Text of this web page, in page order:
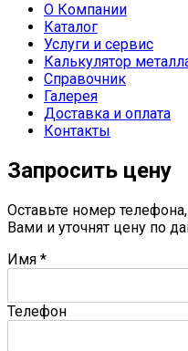
О Компании
Каталог
Услуги и сервис
Калькулятор
Справочник
Галерея
Доставка и оплата
Контакты
Запросить цену
Оставьте номер
Вами и уточнят цену по
Имя *
Телефон